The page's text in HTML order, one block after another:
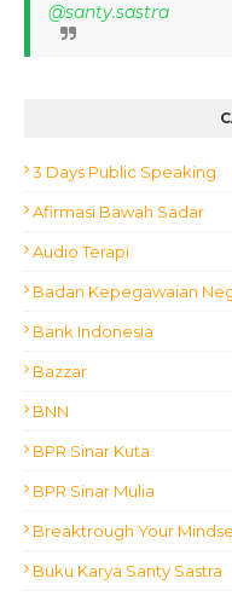
@santy.sastra
3 Days Public Speaking
Afirmasi Bawah Sadar
Audio Terapi
Badan Kepegawaian
Bank Indonesia
Bazzar
BNN
BPR Sinar Kuta
BPR Sinar Mulia
Breaktrough Your
Buku Karya Santy Sastra